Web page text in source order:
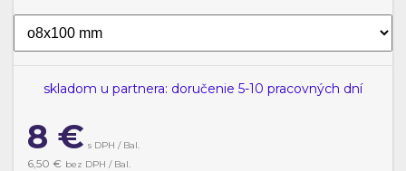
skladom u partnera: doručenie 5-10 pracovných dní
8 € s DPH / Bal.
6,50 € bez DPH / Bal.